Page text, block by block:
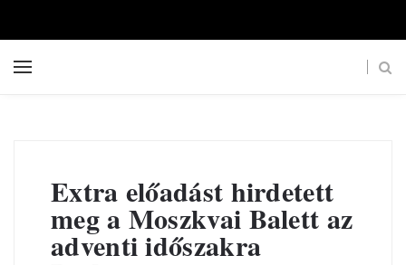
Extra előadást hirdetett
meg a Moszkvai Balett az
adventi időszakra